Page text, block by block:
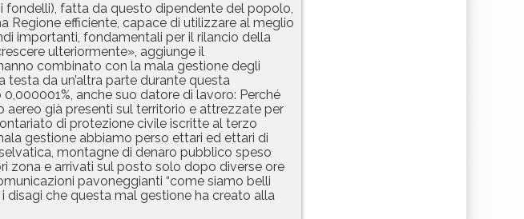
fondelli), fatta da questo dipendente del popolo,
Regione efficiente, capace di utilizzare al meglio
importanti, fondamentali per il rilancio della
ulteriormente», aggiunge il
combinato con la mala gestione degli
da un’altra parte durante questa
anche suo datore di lavoro: Perché
già presenti sul territorio e attrezzate per
di protezione civile iscritte al terzo
gestione abbiamo perso ettari ed ettari di
montagne di denaro pubblico speso
zona e arrivati sul posto solo dopo diverse ore
pavoneggianti “come siamo belli
disagi che questa mal gestione ha creato alla